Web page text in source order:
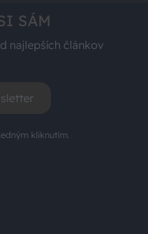
SÁM
najlepších článkov
kliknutím.